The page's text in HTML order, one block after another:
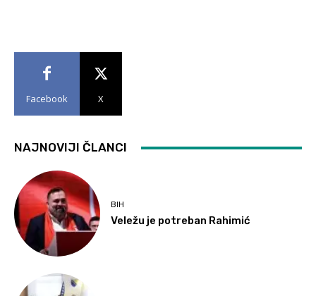
Facebook X
NAJNOVIJI ČLANCI
BIH
Veležu je potreban Rahimić